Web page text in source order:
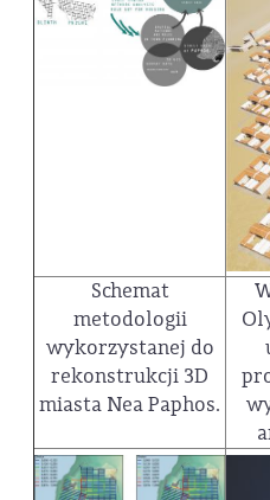
Schemat
metodologii
wykorzystanej do
rekonstrukcji 3D
miasta Nea Paphos.